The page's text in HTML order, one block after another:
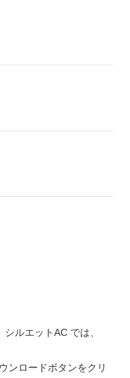
ルエットAC では、
ンロードボタンをクリ